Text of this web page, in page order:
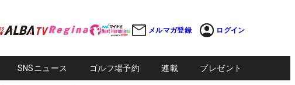
メルマガ登録 ログイン
SNSニュース ゴルフ場予約 連載 プレゼント